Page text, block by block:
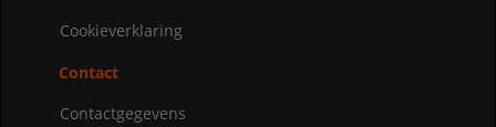
Cookieverklaring
Contact
Contactgegevens